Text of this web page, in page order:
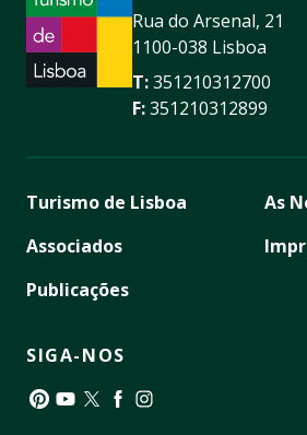
Rua do Arsenal, 21
1100-038 Lisboa
T:351210312700
F:351210312899
Turismo de Lisboa
Associados
Publicações
As
SIGA-NOS